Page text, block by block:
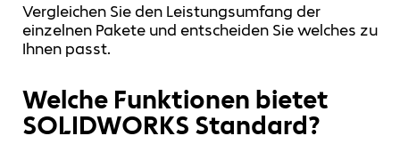
Vergleichen Sie den Leistungsumfang der
einzelnen Pakete und entscheiden Sie welches zu
Ihnen passt.
Welche Funktionen bietet
SOLIDWORKS Standard?